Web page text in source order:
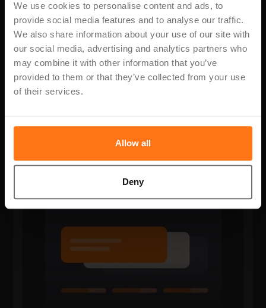
We use cookies to personalise content and ads, to
provide social media features and to analyse our traffic.
We also share information about your use of our site with
our social media, advertising and analytics partners who
may combine it with other information that you’ve
provided to them or that they’ve collected from your use
of their services.
Allow all
Deny
Internbank for konserninterne lån og innskudd. F.eks.
utlån fra et selskap i et Family Office til et annet.